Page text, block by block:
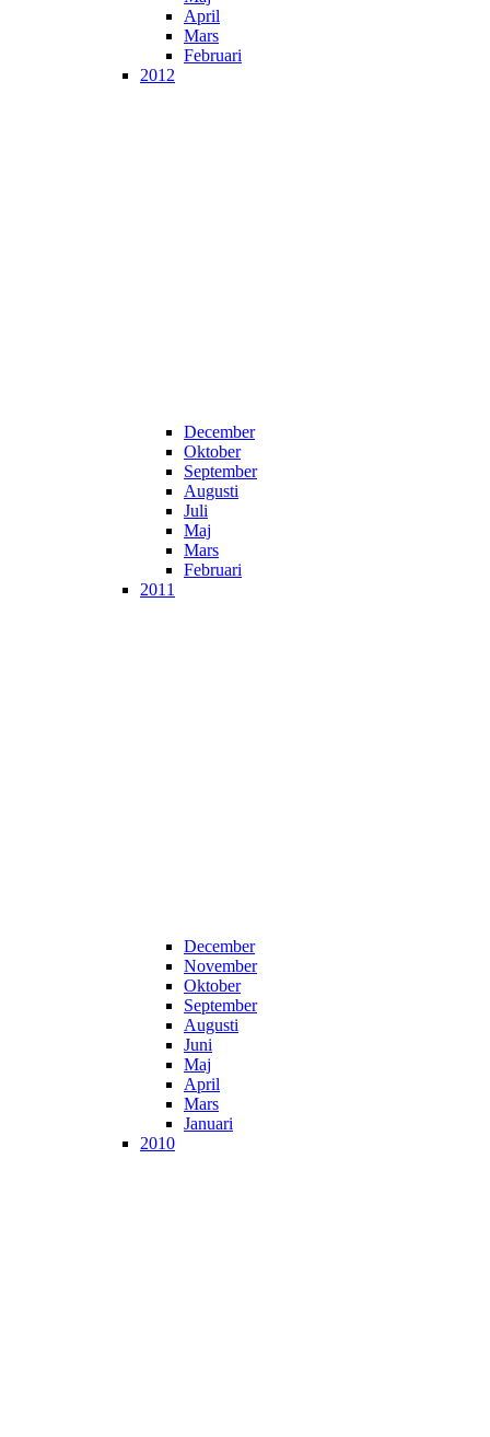
April
Mars
Februari
2012
December
Oktober
September
Augusti
Juli
Maj
Mars
Februari
2011
December
November
Oktober
September
Augusti
Juni
Maj
April
Mars
Januari
2010